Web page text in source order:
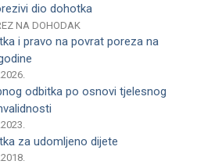
dio dohotka
NA DOHODAK
i pravo na povrat poreza na
odbitka po osnovi tjelesnog
za udomljeno dijete